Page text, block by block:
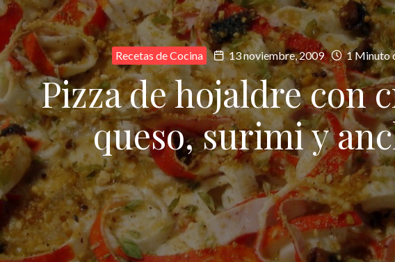
Recetas de Cocina 13 noviembre, 2009 1 Minuto
Pizza de hojaldre con
queso, surimi y